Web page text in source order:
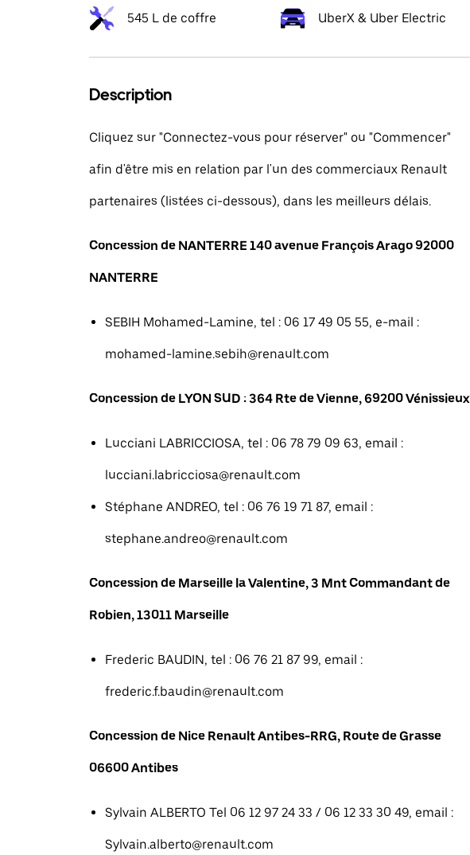
545 L de coffre UberX & Uber Electric
Description
Cliquez sur "Connectez-vous pour réserver" ou "Commencer"
afin d'être mis en relation par l'un des commerciaux Renault
partenaires (listées ci-dessous), dans les meilleurs délais.
Concession de NANTERRE 140 avenue François Arago 92000
NANTERRE
SEBIH Mohamed-Lamine, tel : 06 17 49 05 55, e-mail :
mohamed-lamine.sebih@renault.com
Concession de LYON SUD : 364 Rte de Vienne, 69200 Vénissieux
Lucciani LABRICCIOSA, tel : 06 78 79 09 63, email :
lucciani.labricciosa@renault.com
Stéphane ANDREO, tel : 06 76 19 71 87, email :
stephane.andreo@renault.com
Concession de Marseille la Valentine, 3 Mnt Commandant de
Robien, 13011 Marseille
Frederic BAUDIN, tel : 06 76 21 87 99, email :
frederic.f.baudin@renault.com
Concession de Nice Renault Antibes-RRG, Route de Grasse
06600 Antibes
Sylvain ALBERTO Tel 06 12 97 24 33 / 06 12 33 30 49, email :
Sylvain.alberto@renault.com